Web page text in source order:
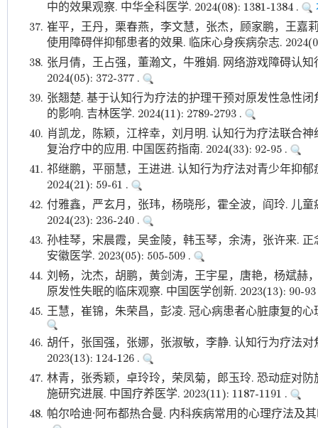
中的效果观察. 中华全科医学. 2024(08): 1381-1384 .
37. 崔平，王丹，栗春燕，李文慧，张杰，顾家鹏，王嘉
使用障碍伴抑郁患者的效果. 临床心身疾病杂志.
38. 张月倩，王占强，董瀚文，牛雅娟. 网络游戏障碍认
2024(05): 372-377 .
39. 张翘楚. 基于认知行为疗法的护理干预对原发性急性
的影响. 吉林医学. 2024(11): 2789-2793 .
40. 肖凯龙，陈颖，江梓幸，刘月明. 认知行为疗法联合
复治疗中的应用. 中国医药指南. 2024(33): 92-95 .
41. 祁继鹏，平丽慧，王进进. 认知行为疗法对青少年抑
2024(21): 59-61 .
42. 付雅鑫，严玄月，张玮，杨晓彤，霍全波，阎玲. 儿
2024(23): 236-240 .
43. 孙桂琴，宋晨霞，吴金陵，韩玉琴，余涛，张许来.
安徽医学. 2023(05): 505-509 .
44. 刘畅，沈杰，胡鹏，黄剑涛，王宇星，唐艳，杨斌赫
原发性失眠的临床观察. 中国医学创新. 2023(13): 90-
45. 王慧，崔锦，朱荣昌，彭凌. 冠心病患者心脏康复的心
46. 胡仟，张国强，张娜，张淑敏，李静. 认知行为疗法
2023(13): 124-126 .
47. 林青，张秀颖，卓玲玲，荣凤菊，郎玉玲. 恐动症对
施研究进展. 中国疗养医学. 2023(11): 1187-1191 .
48. 帕尔哈迪·阿布都热合曼. 内科疾病常用的心理疗法及